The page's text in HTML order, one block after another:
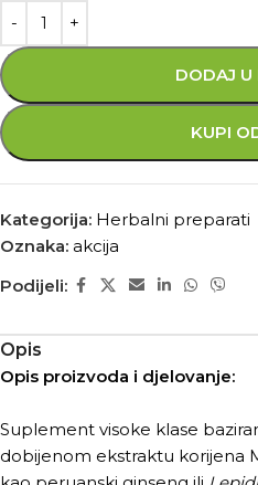
DODAJ U
KUPI
Kategorija: Herbalni preparati
Oznaka: akcija
Podijeli:
Opis
Opis proizvoda i djelovanje:
Suplement visoke klase
dobijenom ekstraktu korijena